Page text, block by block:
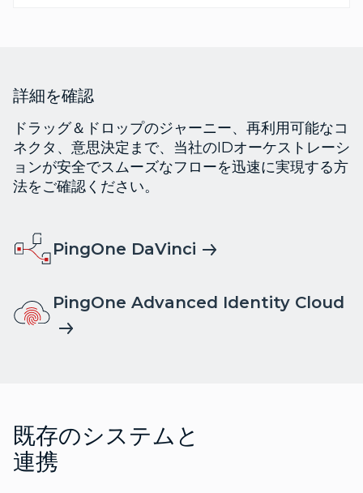
詳細を確認
ドラッグ＆ドロップのジャーニー、再利用可能なコ
ネクタ、意思決定まで、当社のIDオーケストレーシ
ョンが安全でスムーズなフローを迅速に実現する方
法をご確認ください。
PingOne DaVinci
PingOne Advanced Identity Cloud
既存のシステムと
連携